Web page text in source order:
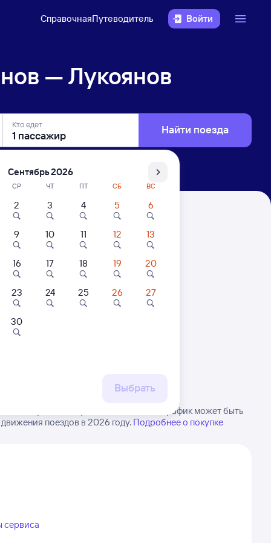
СправочнаяПутеводитель Войти
— Лукоянов
Кто едет Найти поезда
в Лукоянов. Будьте внимательны, график может быть
поездов в 2026 году. Подробнее о покупке
сервиса
Сентябрь 2026
СР ЧТ ПТ СБ ВС
2 3 4 5 6
9 10 11 12 13
16 17 18 19 20
23 24 25 26 27
30
Выбрать